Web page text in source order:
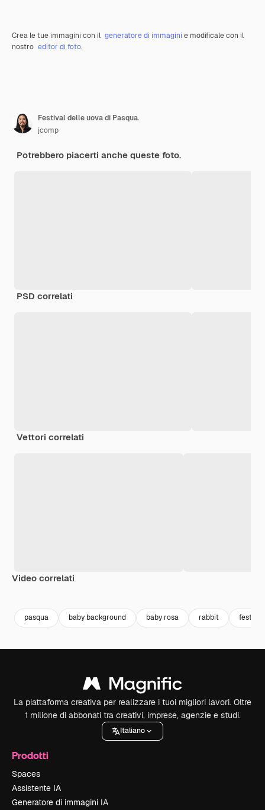
Crea le tue immagini con il generatore di immagini e modificale con il
nostro editor di foto.
Festival delle uova di Pasqua.
jcomp
Potrebbero piacerti anche queste foto.
PSD correlati
Vettori correlati
Video correlati
pasqua baby background baby rosa rabbit festa
La piattaforma creativa per realizzare i tuoi migliori lavori. Oltre
1 milione di abbonati tra creativi, imprese, agenzie e studi.
Italiano
Prodotti
Spaces
Assistente IA
Generatore di immagini IA